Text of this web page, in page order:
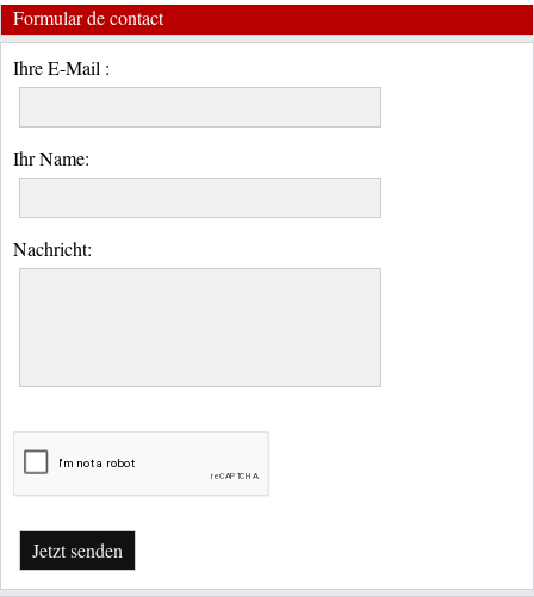
Formular de contact
Ihre E-Mail :
Ihr Name:
Nachricht:
Jetzt senden